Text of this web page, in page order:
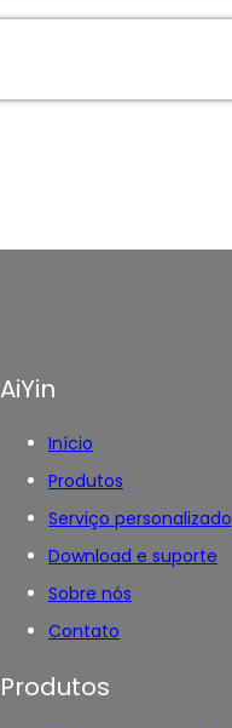
AiYin
Início
Produtos
Serviço personalizado
Download e suporte
Sobre nós
Contato
Produtos